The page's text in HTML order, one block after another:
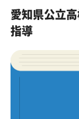
愛知県公立
指導